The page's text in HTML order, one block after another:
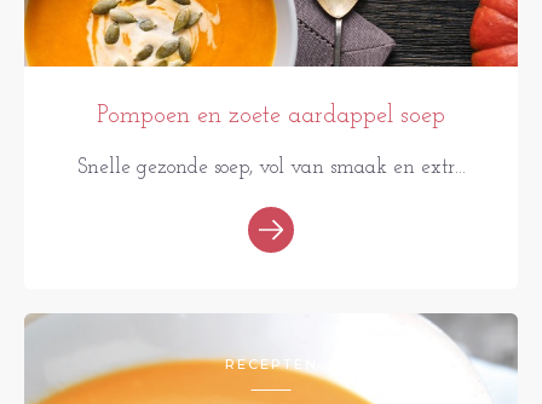
Pompoen en zoete aardappel soep
Snelle gezonde soep, vol van smaak en extr...
RECEPTEN